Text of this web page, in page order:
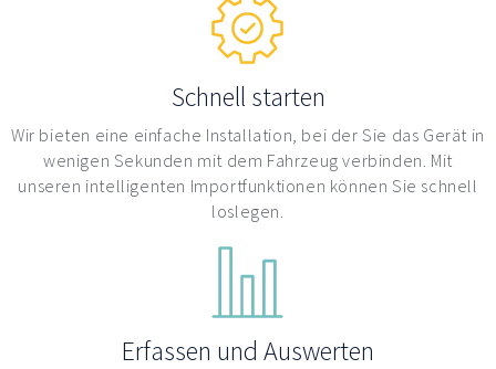
Schnell starten
Wir bieten eine einfache Installation, bei der Sie das Gerät in
wenigen Sekunden mit dem Fahrzeug verbinden. Mit
unseren intelligenten Importfunktionen können Sie schnell
loslegen.
Erfassen und Auswerten